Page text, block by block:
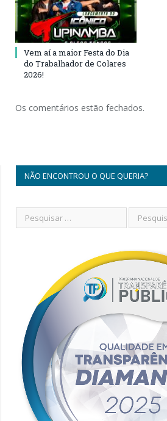
Vem aí a maior Festa do Dia
do Trabalhador de Colares
2026!
Os comentários estão fechados.
NÃO ENCONTROU O QUE QUERIA?